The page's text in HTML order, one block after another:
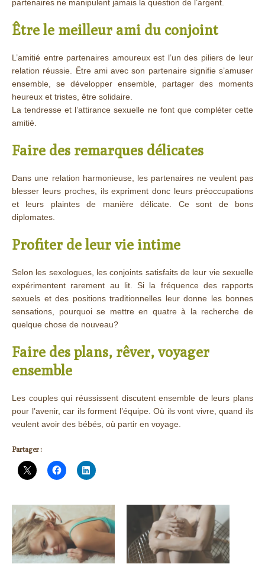
partenaires ne manipulent jamais la question de l’argent.
Être le meilleur ami du conjoint
L’amitié entre partenaires amoureux est l’un des piliers de leur
relation réussie. Être ami avec son partenaire signifie s’amuser
ensemble, se développer ensemble, partager des moments
heureux et tristes, être solidaire.
La tendresse et l’attirance sexuelle ne font que compléter cette
amitié.
Faire des remarques délicates
Dans une relation harmonieuse, les partenaires ne veulent pas
blesser leurs proches, ils expriment donc leurs préoccupations
et leurs plaintes de manière délicate. Ce sont de bons
diplomates.
Profiter de leur vie intime
Selon les sexologues, les conjoints satisfaits de leur vie sexuelle
expérimentent rarement au lit. Si la fréquence des rapports
sexuels et des positions traditionnelles leur donne les bonnes
sensations, pourquoi se mettre en quatre à la recherche de
quelque chose de nouveau?
Faire des plans, rêver, voyager
ensemble
Les couples qui réussissent discutent ensemble de leurs plans
pour l’avenir, car ils forment l’équipe. Où ils vont vivre, quand ils
veulent avoir des bébés, où partir en voyage.
Partager :